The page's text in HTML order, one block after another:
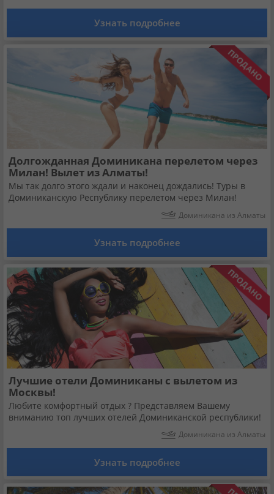
Узнать подробнее
Долгожданная Доминикана перелетом через
Милан! Вылет из Алматы!
Мы так долго этого ждали и наконец дождались! Туры в
Доминиканскую Республику перелетом через Милан!
Доминикана из Алматы
Узнать подробнее
Лучшие отели Доминиканы с вылетом из
Москвы!
Любите комфортный отдых ? Представляем Вашему
вниманию топ лучших отелей Доминиканской республики!
Доминикана из Алматы
Узнать подробнее